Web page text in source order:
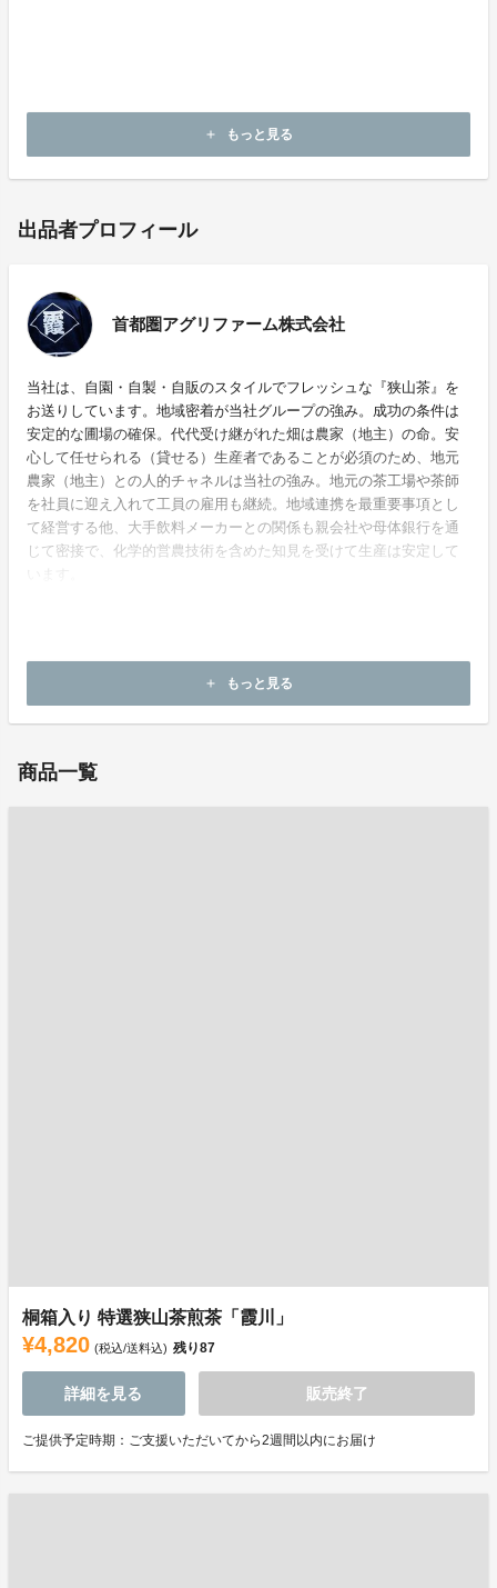
add もっと見る
出品者プロフィール
首都圏アグリファーム株式会社
当社は、自園・自製・自販のスタイルでフレッシュな『狭山茶』を
お送りしています。地域密着が当社グループの強み。成功の条件は
安定的な圃場の確保。代代受け継がれた畑は農家（地主）の命。安
心して任せられる（貸せる）生産者であることが必須のため、地元
農家（地主）との人的チャネルは当社の強み。地元の茶工場や茶師
を社員に迎え入れて工員の雇用も継続。地域連携を最重要事項とし
て経営する他、大手飲料メーカーとの関係も親会社や母体銀行を通
じて密接で、化学的営農技術を含めた知見を受けて生産は安定して
add もっと見る
商品一覧
桐箱入り 特選狭山茶煎茶「霞川」
¥4,820 (税込/送料込) 残り87
詳細を見る 販売終了
ご提供予定時期：ご支援いただいてから2週間以内にお届け